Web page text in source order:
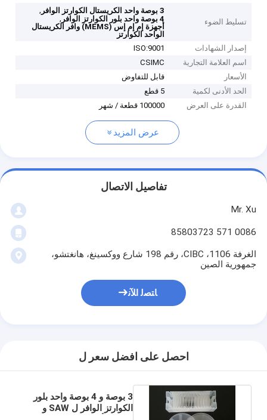
تسليط الضوء
3 بوصة واحد الكريستال الكوارتز الوافر
,
4 بوصة واحد بلور الكوارتز الوافر
,
أجهزة إم إم إس (MEMS) وافر الكريستال
الواحد الكوارتز
إصدار الشهادات
ISO:9001
اسم العلامة التجارية
CSIMC
الأسعار
قابل للتفاوض
الحد الأدنى لكمية
5 قطع
القدرة على العرض
100000 قطعة / شهر
عرض المزيد
تفاصيل الاتصال
Mr. Xu
0086 571 85803723
الغرفة 1106، CIBC، رقم 198 شارع ووكسينغ، هانغتشو،
جمهورية الصين
ﺎﺘﺼﻟ ﺍﻶﻧ
احصل على افضل سعر ل
3 بوصة و 4 بوصة واحد بلور
الكوارتز الوافر ل SAW و